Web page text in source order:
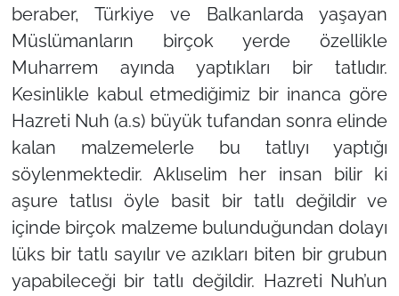
beraber, Türkiye ve Balkanlarda yaşayan
Müslümanların birçok yerde özellikle
Muharrem ayında yaptıkları bir tatlıdır.
Kesinlikle kabul etmediğimiz bir inanca göre
Hazreti Nuh (a.s) büyük tufandan sonra elinde
kalan malzemelerle bu tatlıyı yaptığı
söylenmektedir. Aklıselim her insan bilir ki
aşure tatlısı öyle basit bir tatlı değildir ve
içinde birçok malzeme bulunduğundan dolayı
lüks bir tatlı sayılır ve azıkları biten bir grubun
yapabileceği bir tatlı değildir. Hazreti Nuh’un